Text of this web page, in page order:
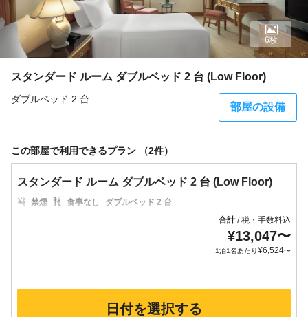
スタンダード ルーム ダブルベッド 2 台 (Low Floor)
ダブルベッド 2 台
部屋の設備
6枚
この部屋で利用できるプラン （2件）
スタンダード ルーム ダブルベッド 2 台 (Low Floor)
禁煙 食事なし
ダブルベッド 2 台
合計/税・手数料込
¥13,047〜
1泊1名あたり¥6,524〜
日付を選択する